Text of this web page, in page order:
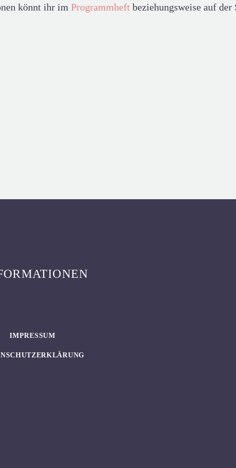
könnt ihr im Programmheft beziehungsweise auf der
IMPRESSUM